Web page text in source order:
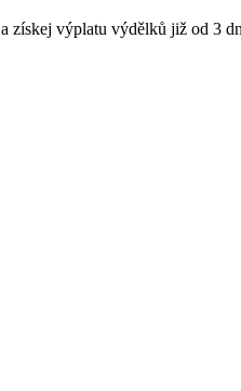
a získej výplatu výdělků již od 3